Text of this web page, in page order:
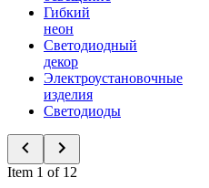
Гибкий
неон
Светодиодный
декор
Электроустановочные
изделия
Светодиоды
Item 1 of 12